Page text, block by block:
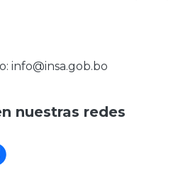
info@insa.gob.bo
nuestras redes